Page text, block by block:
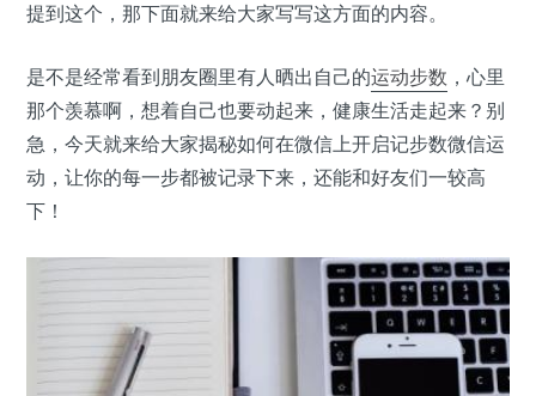
提到这个，那下面就来给大家写写这方面的内容。
是不是经常看到朋友圈里有人晒出自己的运动步数 ，心里
那个羡慕啊，想着自己也要动起来，健康生活走起来？别
急，今天就来给大家揭秘如何在微信上开启记步数微信运
动，让你的每一步都被记录下来，还能和好友们一较高
下！